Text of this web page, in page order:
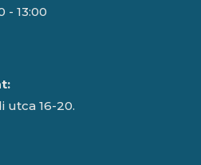
- 13:00
utca 16-20.